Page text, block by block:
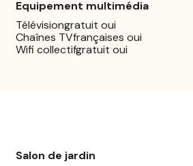
Equipement multimédia
Télévisiongratuit oui
Chaînes TVfrançaises oui
Wifi collectifgratuit oui
Salon de jardin